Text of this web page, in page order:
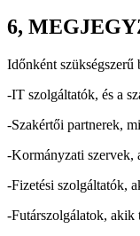
6,
Időnként szükségszerű
-IT szolgáltatók, és a
-Szakértői partnerek,
-Kormányzati szervek,
-Fizetési szolgáltatók,
-Futárszolgálatok, akik